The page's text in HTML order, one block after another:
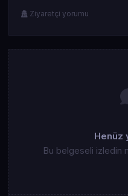
Ziyaretçi yorumu
Henüz
Bu belgeseli izledin